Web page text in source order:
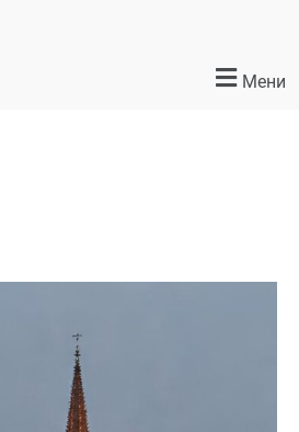
Мени